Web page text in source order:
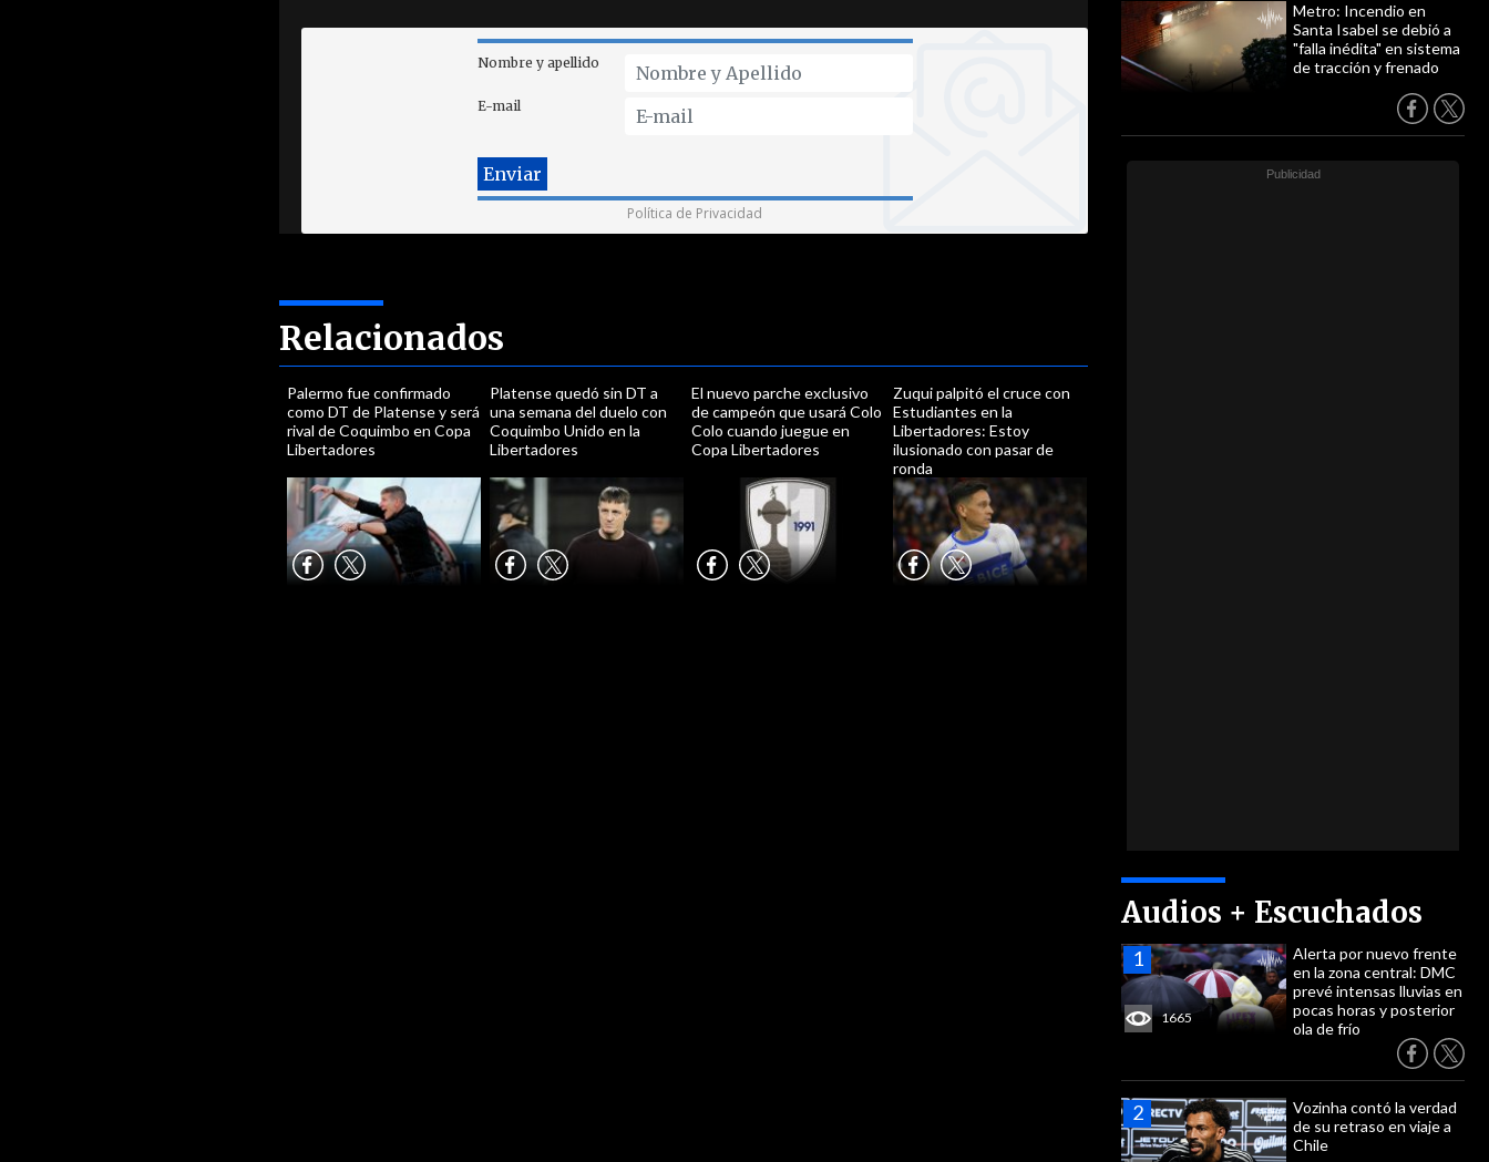
Metro: Incendio en
Santa Isabel se debió a
"falla inédita" en sistema
de tracción y frenado
Audios + Escuchados
1665
Alerta por nuevo frente
en la zona central: DMC
prevé intensas lluvias en
pocas horas y posterior
ola de frío
Vozinha contó la verdad
de su retraso en viaje a
Chile
Nombre y apellido
E-mail
Política de Privacidad
Relacionados
Palermo fue confirmado
como DT de Platense y será
rival de Coquimbo en Copa
Libertadores
Platense quedó sin DT a
una semana del duelo con
Coquimbo Unido en la
Libertadores
El nuevo parche exclusivo
de campeón que usará Colo
Colo cuando juegue en
Copa Libertadores
Zuqui palpitó el cruce con
Estudiantes en la
Libertadores: Estoy
ilusionado con pasar de
ronda